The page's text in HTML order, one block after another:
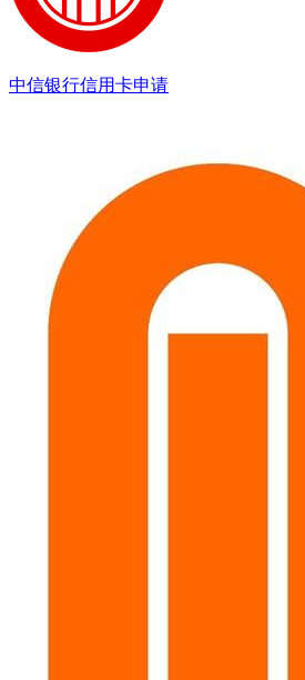
中信银行信用卡申请